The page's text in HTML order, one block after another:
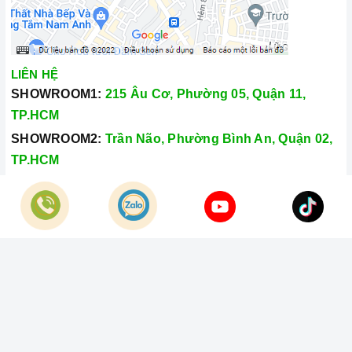
Xem thêm tại đây: Home Best Care - Trung tâm bảo trì, sửa
chữa thiết bị nhà bếp cao cấp
LIÊN HỆ
SHOWROOM1: 215 Âu Cơ, Phường 05, Quận 11,
TP.HCM
SHOWROOM2: Trần Não, Phường Bình An, Quận 02,
TP.HCM
Hotline:
028.66.79.8989
Khiếu nại: 0933.800.899